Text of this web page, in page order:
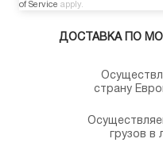
of Service apply.
ДОСТАВКА ПО
страну
грузов в